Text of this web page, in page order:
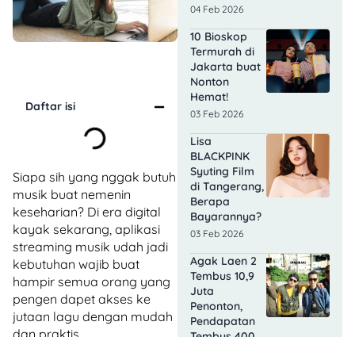
Daftar isi
Siapa sih yang nggak butuh
musik buat nemenin
keseharian? Di era digital
kayak sekarang, aplikasi
streaming musik udah jadi
kebutuhan wajib buat
hampir semua orang yang
pengen dapet akses ke
jutaan lagu dengan mudah
04 Feb 2026
10 Bioskop
Termurah di
Jakarta buat
Nonton
Hemat!
03 Feb 2026
Lisa
BLACKPINK
Syuting Film
di Tangerang,
Berapa
Bayarannya?
03 Feb 2026
Agak Laen 2
Tembus 10,9
Juta
Penonton,
Pendapatan